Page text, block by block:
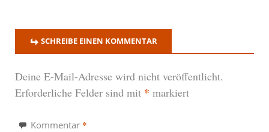
SCHREIBE EINEN KOMMENTAR
Deine E-Mail-Adresse wird nicht veröffentlicht.
Erforderliche Felder sind mit * markiert
Kommentar *